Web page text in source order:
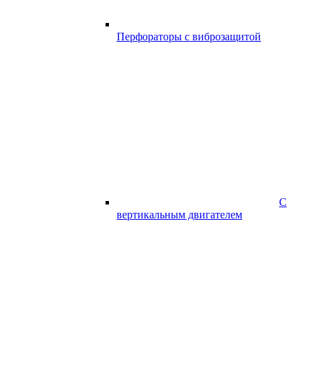
Перфораторы с виброзащитой
С
вертикальным двигателем